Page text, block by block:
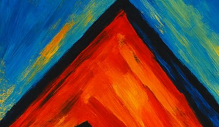
Zum
Inhalt